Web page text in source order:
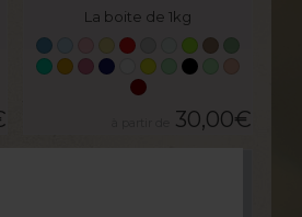
La boite de 1kg
30,00€